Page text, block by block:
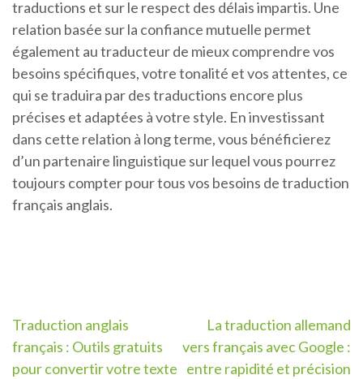
traductions et sur le respect des délais impartis. Une
relation basée sur la confiance mutuelle permet
également au traducteur de mieux comprendre vos
besoins spécifiques, votre tonalité et vos attentes, ce
qui se traduira par des traductions encore plus
précises et adaptées à votre style. En investissant
dans cette relation à long terme, vous bénéficierez
d’un partenaire linguistique sur lequel vous pourrez
toujours compter pour tous vos besoins de traduction
français anglais.
Navigation
de
Traduction anglais
français : Outils gratuits
pour convertir votre texte
La traduction allemand
vers français avec Google :
entre rapidité et précision